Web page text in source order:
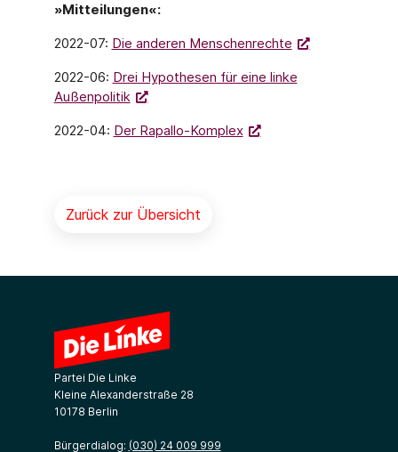
»Mitteilungen«:
2022-07: Die anderen Menschenrechte
2022-06: Drei Hypothesen für eine linke
Außenpolitik
2022-04: Der Rapallo-Komplex
Zurück zur Übersicht
Partei Die Linke
Kleine Alexanderstraße 28
10178 Berlin
Bürgerdialog: (030) 24 009 999